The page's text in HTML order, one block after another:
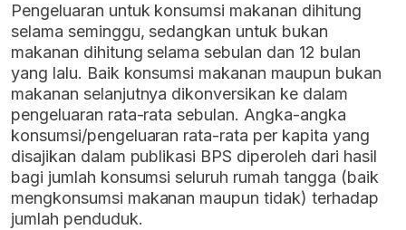
Pengeluaran untuk konsumsi makanan dihitung
selama seminggu, sedangkan untuk bukan
makanan dihitung selama sebulan dan 12 bulan
yang lalu. Baik konsumsi makanan maupun bukan
makanan selanjutnya dikonversikan ke dalam
pengeluaran rata-rata sebulan. Angka-angka
konsumsi/pengeluaran rata-rata per kapita yang
disajikan dalam publikasi BPS diperoleh dari hasil
bagi jumlah konsumsi seluruh rumah tangga (baik
mengkonsumsi makanan maupun tidak) terhadap
jumlah penduduk.